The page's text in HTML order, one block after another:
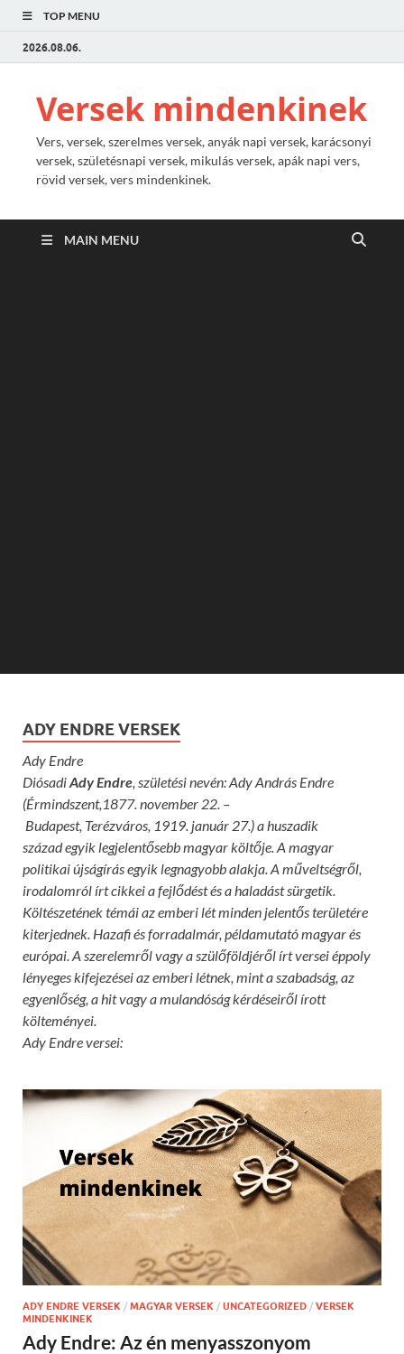
TOP MENU
2026.08.06.
Versek mindenkinek
Vers, versek, szerelmes versek, anyák napi versek, karácsonyi
versek, születésnapi versek, mikulás versek, apák napi vers,
rövid versek, vers mindenkinek.
MAIN MENU
ADY ENDRE VERSEK
Ady Endre
DiósadiAdy Endre, születési nevén:Ady András Endre
(Érmindszent,1877. november 22. –
Budapest, Terézváros, 1919. január 27.) a huszadik
század egyik legjelentősebb magyar költője. A magyar
politikai újságírás egyik legnagyobb alakja. A műveltségről,
irodalomról írt cikkei a fejlődést és a haladást sürgetik.
Költészetének témái az emberi lét minden jelentős területére
kiterjednek. Hazafi és forradalmár, példamutató magyar és
európai. A szerelemről vagy a szülőföldjéről írt versei éppoly
lényeges kifejezései az emberi létnek, mint a szabadság, az
egyenlőség, a hit vagy a mulandóság kérdéseiről írott
költeményei.
Ady Endre versei:
ADY ENDRE VERSEK / MAGYAR VERSEK / UNCATEGORIZED / VERSEK
MINDENKINEK
Ady Endre: Az én menyasszonyom